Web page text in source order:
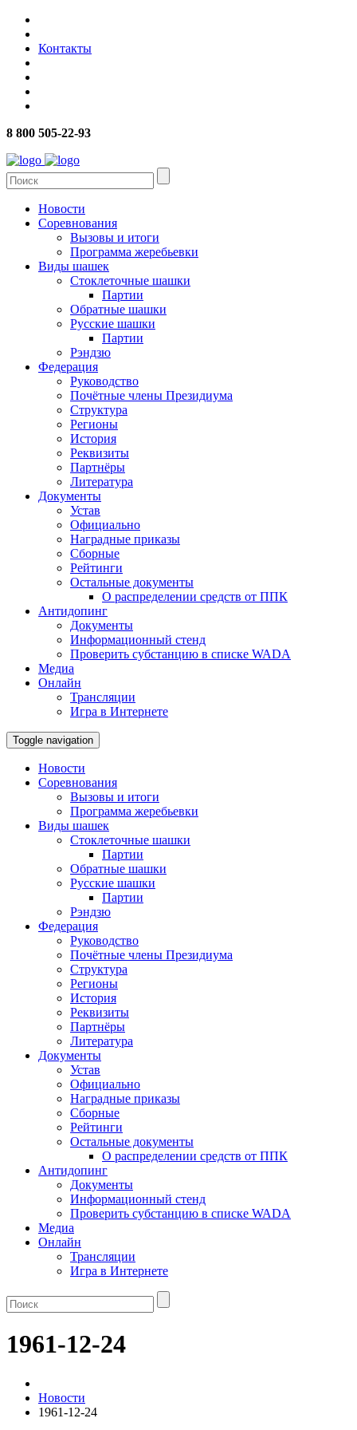
Контакты
8 800 505-22-93
Новости
Соревнования
Вызовы и итоги
Программа жеребьевки
Виды шашек
Стоклеточные шашки
Партии
Обратные шашки
Русские шашки
Партии
Рэндзю
Федерация
Руководство
Почётные члены Президиума
Структура
Регионы
История
Реквизиты
Партнёры
Литература
Документы
Устав
Официально
Наградные приказы
Сборные
Рейтинги
Остальные документы
О распределении средств от ППК
Антидопинг
Документы
Информационный стенд
Проверить субстанцию в списке WADA
Медиа
Онлайн
Трансляции
Игра в Интернете
Toggle navigation
Новости
Соревнования
Вызовы и итоги
Программа жеребьевки
Виды шашек
Стоклеточные шашки
Партии
Обратные шашки
Русские шашки
Партии
Рэндзю
Федерация
Руководство
Почётные члены Президиума
Структура
Регионы
История
Реквизиты
Партнёры
Литература
Документы
Устав
Официально
Наградные приказы
Сборные
Рейтинги
Остальные документы
О распределении средств от ППК
Антидопинг
Документы
Информационный стенд
Проверить субстанцию в списке WADA
Медиа
Онлайн
Трансляции
Игра в Интернете
1961-12-24
Новости
1961-12-24